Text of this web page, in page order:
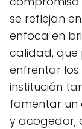
se reflejan
enfoca en
calidad, que
enfrentar los
institución
fomentar un
y acogedor,